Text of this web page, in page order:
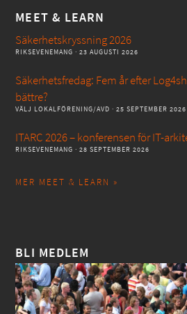
MEET & LEARN
Säkerhetskryssning 2026
RIKSEVENEMANG · 23 AUGUSTI 2026
Säkerhetsfredag: Fem år efter
bättre?
VÄLJ LOKALFÖRENING/AVD · 25 SEPTEMBER 2026
ITARC 2026 – konferensen för IT-
RIKSEVENEMANG · 28 SEPTEMBER 2026
MER MEET & LEARN »
BLI MEDLEM